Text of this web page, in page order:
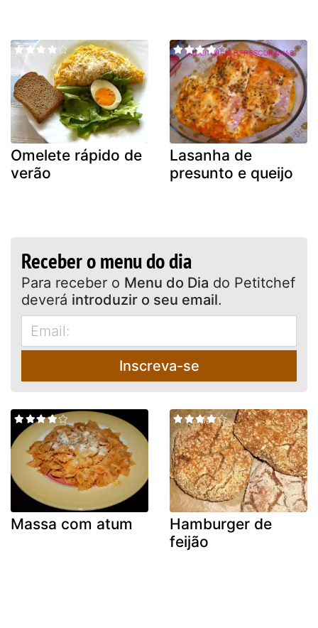
Omelete rápido de
verão
Lasanha de
presunto e queijo
Receber o menu do dia
Para receber o Menu do Dia do Petitchef
deverá introduzir o seu email.
Inscreva-se
Massa com atum
Hamburger de
feijão